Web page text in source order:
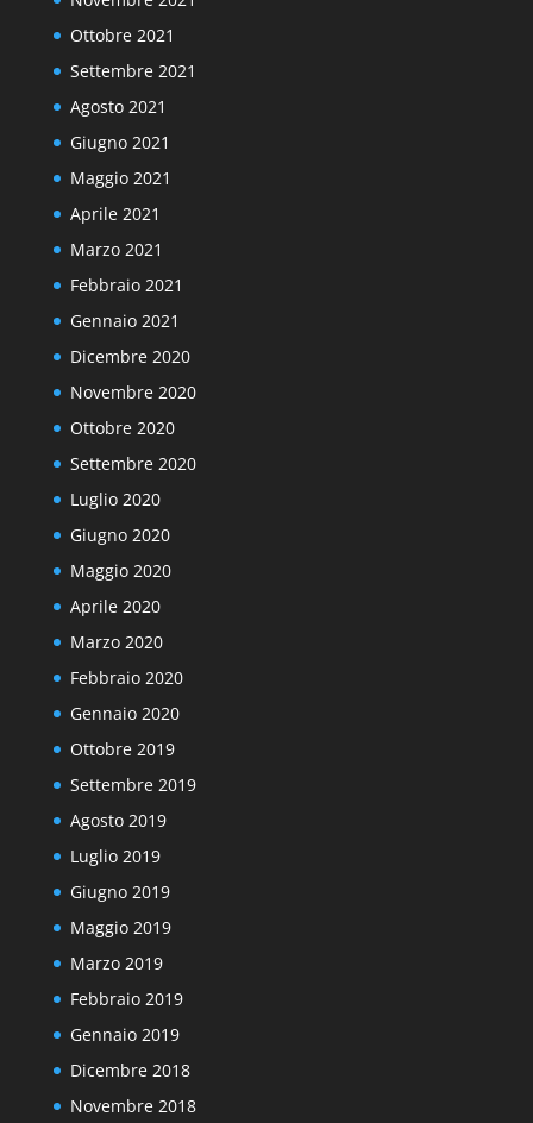
Ottobre 2021
Settembre 2021
Agosto 2021
Giugno 2021
Maggio 2021
Aprile 2021
Marzo 2021
Febbraio 2021
Gennaio 2021
Dicembre 2020
Novembre 2020
Ottobre 2020
Settembre 2020
Luglio 2020
Giugno 2020
Maggio 2020
Aprile 2020
Marzo 2020
Febbraio 2020
Gennaio 2020
Ottobre 2019
Settembre 2019
Agosto 2019
Luglio 2019
Giugno 2019
Maggio 2019
Marzo 2019
Febbraio 2019
Gennaio 2019
Dicembre 2018
Novembre 2018